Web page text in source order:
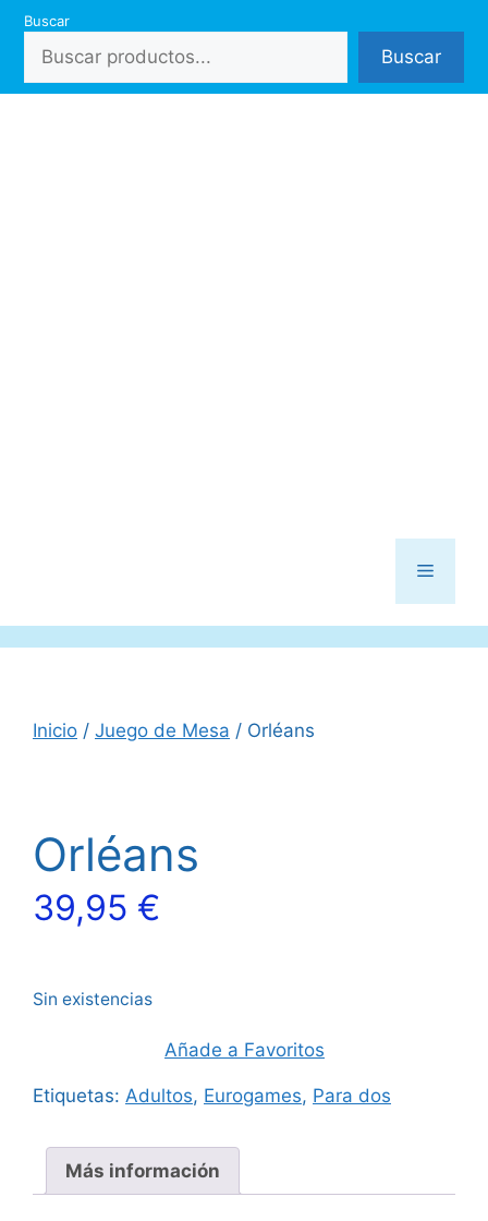
Saltar
contenido
Buscar
Buscar
Menú
Inicio / Juego de Mesa / Orléans
Orléans
39,95 €
Sin existencias
Añade a Favoritos
Etiquetas: Adultos, Eurogames, Para dos
Más información